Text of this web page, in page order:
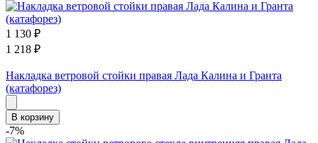
1 130 ₽
1 218 ₽
Накладка ветровой стойки правая Лада Калина и Гранта
(катафорез)
В корзину
-7%